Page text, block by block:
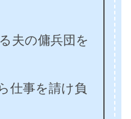
夫の傭兵団を
仕事を請け負